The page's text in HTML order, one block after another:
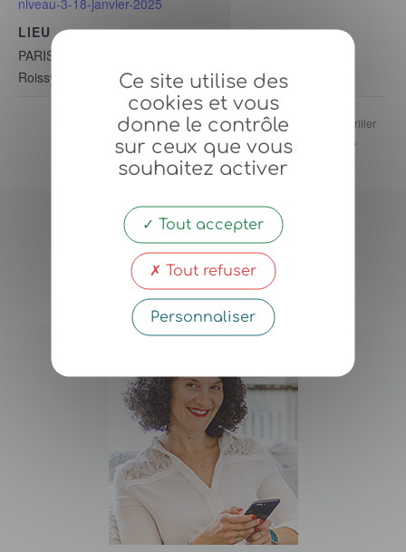
LIEU
PARIS
Roissy en France
Séminaire Devenir Soi
(Niveau 1) – 7 Décembre 2024
Séminaire Se révéler et Briller
(Niveau 2) – 8 Mars 2025
NadiaChabane
Coach-Thérapeute
Ce site utilise des
cookies et vous
donne le contrôle
sur ceux que vous
souhaitez activer
Tout accepter
Tout refuser
Personnaliser